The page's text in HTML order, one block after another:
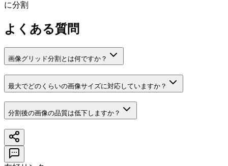
に分割
よくある質問
画像グリッド分割とは何ですか？
最大でどのくらいの画像サイズに対応していますか？
分割後の画像の品質は低下しますか？